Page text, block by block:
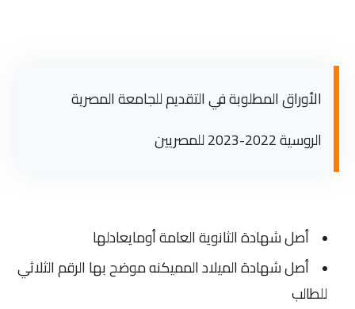
الأوراق المطلوبة في التقديم للجامعة المصرية
الروسية 2022-2023 للمصريين
أصل شهادة الثانوية العامة أومايعادلها
أصل شهادة الميلاد المميكنه موضح بها الرقم الثلاثي
للطالب